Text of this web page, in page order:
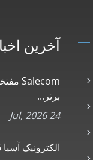
آخرین
برتر...
24 Jul, 2026
الکترونیک آسیا 2026